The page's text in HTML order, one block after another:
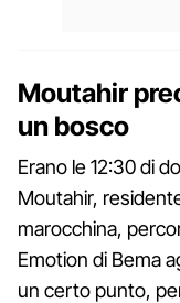
Moutahir
un bosco
Erano le 12:30 di
Moutahir,
marocchina,
Emotion di Bema
un certo punto,